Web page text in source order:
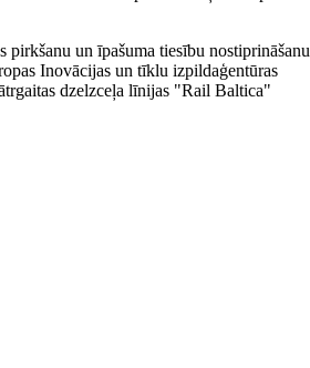
pirkšanu un īpašuma tiesību nostiprināšanu
Inovācijas un tīklu izpildaģentūras
dzelzceļa līnijas "Rail Baltica"